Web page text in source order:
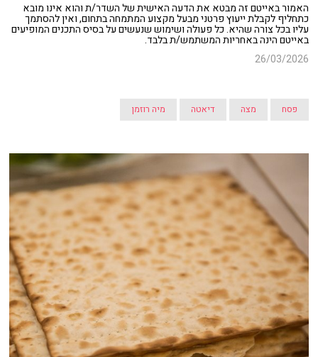
האמור באייטם זה מבטא את הדעה האישית של השדר/ת והוא אינו מובא
כתחליף לקבלת ייעוץ פרטני מבעל מקצוע המתמחה בתחום, ואין להסתמך
עליו בכל צורה שהיא. כל פעולה ושימוש שנעשים על בסיס התכנים המופיעים
באייטם הינה באחריות המשתמש/ת בלבד.
26/03/2026
פסח מצה דיאטה מיה רוזמן